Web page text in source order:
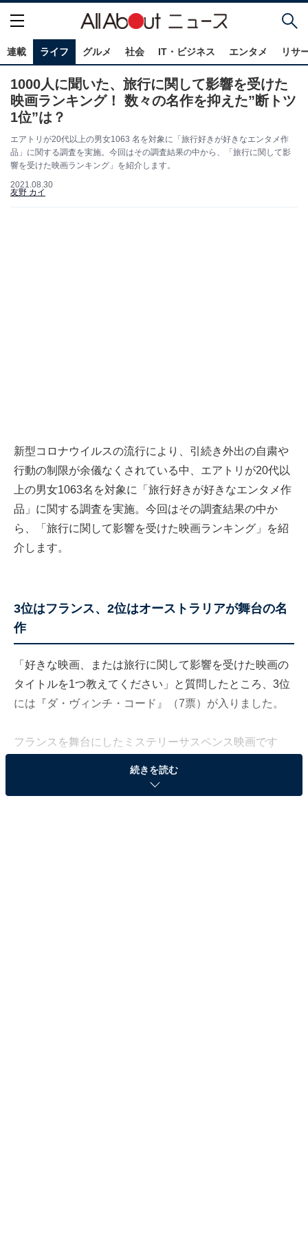
連載 ライフ グルメ 社会 IT・ビジネス エンタメ リサ
1000人に聞いた、旅行に関して影響を受けた
映画ランキング！ 数々の名作を抑えた”断トツ
1位”は？
エアトリが20代以上の男女1063 名を対象に「旅行好きが好きなエンタメ作
品」に関する調査を実施。今回はその調査結果の中から、「旅行に関して影
響を受けた映画ランキング」を紹介します。
2021.08.30
友野 カイ
新型コロナウイルスの流行により、引続き外出の自粛や
行動の制限が余儀なくされている中、エアトリが20代以
上の男女1063名を対象に「旅行好きが好きなエンタメ作
品」に関する調査を実施。今回はその調査結果の中か
ら、「旅行に関して影響を受けた映画ランキング」を紹
介します。
3位はフランス、2位はオーストラリアが舞台の名
作
「好きな映画、または旅行に関して影響を受けた映画の
タイトルを1つ教えてください」と質問したところ、3位
には『ダ・ヴィンチ・コード』（7票）が入りました。
フランスを舞台にしたミステリーサスペンス映画です
術作品が多く登場することでも印象に残っている人が多
いようです。
続きを読む